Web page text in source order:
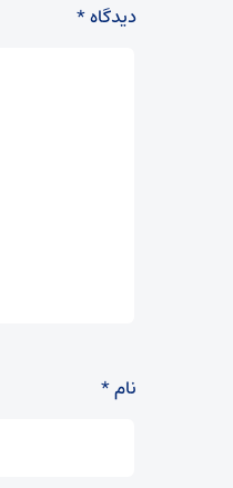
دیدگاه*
نام*